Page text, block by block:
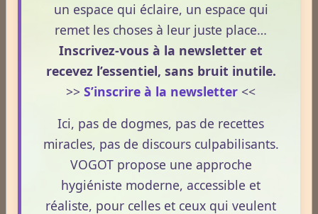
Plantes / affections
Acouphènes
Addiction
Allergies
un espace qui éclaire, un espace qui
remet les choses à leur juste place…
Inscrivez-vous à la newsletter et
recevez l’essentiel, sans bruit inutile.
>> S’inscrire à la newsletter <<
Ici, pas de dogmes, pas de recettes
miracles, pas de discours culpabilisants.
VOGOT propose une approche
hygiéniste moderne, accessible et
réaliste, pour celles et ceux qui veulent